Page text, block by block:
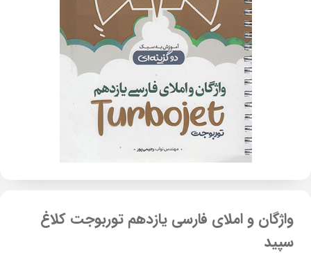
واژگان و املای فارسی یازدهم توربوجت کلاغ
سپید